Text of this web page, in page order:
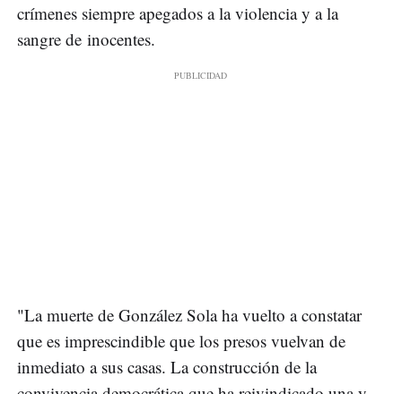
crímenes siempre apegados a la violencia y a la
sangre de inocentes.
"La muerte de González Sola ha vuelto a constatar
que es imprescindible que los presos vuelvan de
inmediato a sus casas. La construcción de la